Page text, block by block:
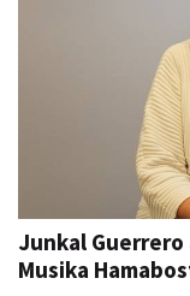
Junkal
Musika